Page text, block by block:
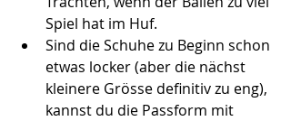
Spiel hat im Huf.
Sind die Schuhe zu Beginn schon
etwas locker (aber die nächst
kleinere Grösse definitiv zu eng),
kannst du die Passform mit